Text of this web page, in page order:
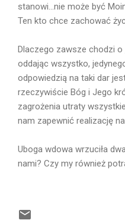
stanowi...nie może być
Ten kto chce zachować
Dlaczego zawsze chodzi o
oddając wszystko,
odpowiedzią na taki dar
rzeczywiście Bóg i Jego
zagrożenia utraty
nam zapewnić realizację
Uboga wdowa wrzuciła
nami? Czy my również